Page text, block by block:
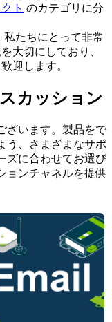
ト のカテゴリに分
私たちにとって非常
大切にしており、
迎します。
カッション
ざいます。製品をで
う、さまざまなサポ
ズに合わせてお選び
ョンチャネルを提供